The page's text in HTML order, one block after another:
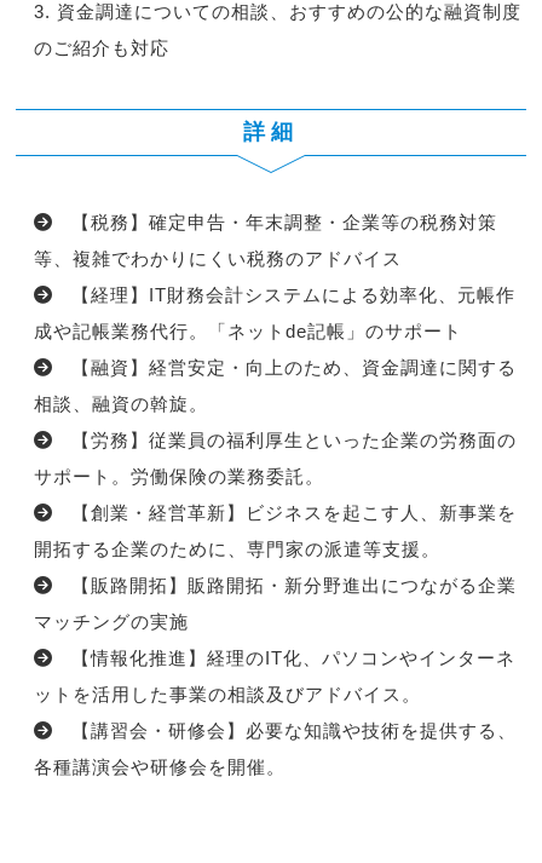
資金調達についての相談、おすすめの公的な融資制度
のご紹介も対応
詳細
【税務】確定申告・年末調整・企業等の税務対策
等、複雑でわかりにくい税務のアドバイス
【経理】IT財務会計システムによる効率化、元帳作
成や記帳業務代行。「ネットde記帳」のサポート
【融資】経営安定・向上のため、資金調達に関する
相談、融資の斡旋。
【労務】従業員の福利厚生といった企業の労務面の
サポート。労働保険の業務委託。
【創業・経営革新】ビジネスを起こす人、新事業を
開拓する企業のために、専門家の派遣等支援。
【販路開拓】販路開拓・新分野進出につながる企業
マッチングの実施
【情報化推進】経理のIT化、パソコンやインターネ
ットを活用した事業の相談及びアドバイス。
【講習会・研修会】必要な知識や技術を提供する、
各種講演会や研修会を開催。